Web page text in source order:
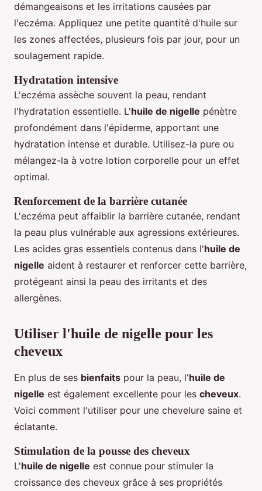
démangeaisons et les irritations causées par
l'eczéma. Appliquez une petite quantité d'huile sur
les zones affectées, plusieurs fois par jour, pour un
soulagement rapide.
Hydratation intensive
L'eczéma assèche souvent la peau, rendant
l'hydratation essentielle. L'huile de nigelle pénètre
profondément dans l'épiderme, apportant une
hydratation intense et durable. Utilisez-la pure ou
mélangez-la à votre lotion corporelle pour un effet
optimal.
Renforcement de la barrière cutanée
L'eczéma peut affaiblir la barrière cutanée, rendant
la peau plus vulnérable aux agressions extérieures.
Les acides gras essentiels contenus dans l'huile de
nigelle aident à restaurer et renforcer cette barrière,
protégeant ainsi la peau des irritants et des
allergènes.
Utiliser l'huile de nigelle pour les
cheveux
En plus de ses bienfaits pour la peau, l'huile de
nigelle est également excellente pour les cheveux.
Voici comment l'utiliser pour une chevelure saine et
éclatante.
Stimulation de la pousse des cheveux
L'huile de nigelle est connue pour stimuler la
croissance des cheveux grâce à ses propriétés